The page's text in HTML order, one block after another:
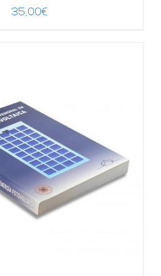
35,00€